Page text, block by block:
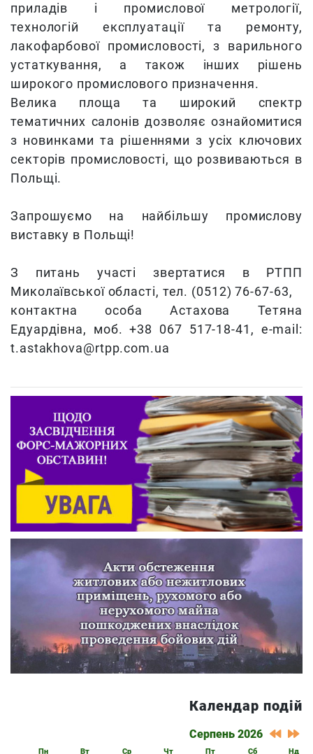
приладів і промислової метрології,
технологій експлуатації та ремонту,
лакофарбової промисловості, з варильного
устаткування, а також інших рішень
широкого промислового призначення.
Велика площа та широкий спектр
тематичних салонів дозволяє ознайомитися
з новинками та рішеннями з усіх ключових
секторів промисловості, що розвиваються в
Польщі.
Запрошуємо на найбільшу промислову
виставку в Польщі!
З питань участі звертатися в РТПП
Миколаївської області, тел. (0512) 76-67-63,
контактна особа Астахова Тетяна
Едуардівна, моб. +38 067 517-18-41, e-mail:
t.astakhova@rtpp.com.ua
Календар подій
Серпень 2026
Пн Вт Ср Чт Пт Сб Нд